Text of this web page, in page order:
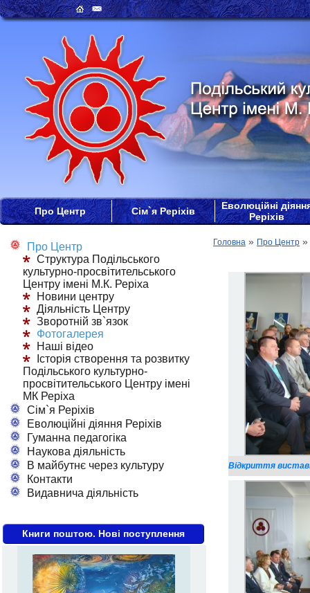
Про Центр Сім`я Реріхів
Еволюційні
Реріхів
Про Центр
Структура Подільського
культурно-просвітительського
Центру імені М.К. Реріха
Новини центру
Діяльність Центру
Зворотній зв`язок
Фотогалерея
Наші відео
Історія створення та розвитку
Подільського культурно-
просвітительського Центру імені
МК Реріха
Сім`я Реріхів
Еволюційні діяння Реріхів
Гуманна педагогіка
Наукова діяльність
В майбутнє через культуру
Контакти
Видавнича діяльність
Книги поштою. Нові поступлення
Головна » Про Центр »
Відкриття